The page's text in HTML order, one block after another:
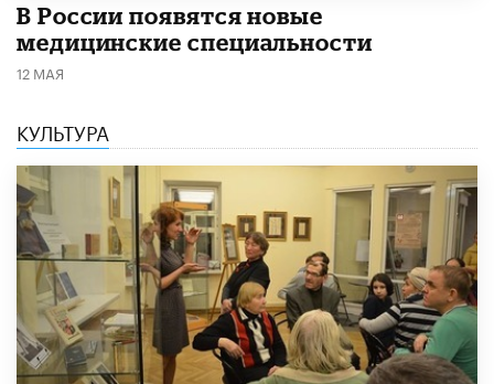
В России появятся новые
медицинские специальности
12 МАЯ
КУЛЬТУРА